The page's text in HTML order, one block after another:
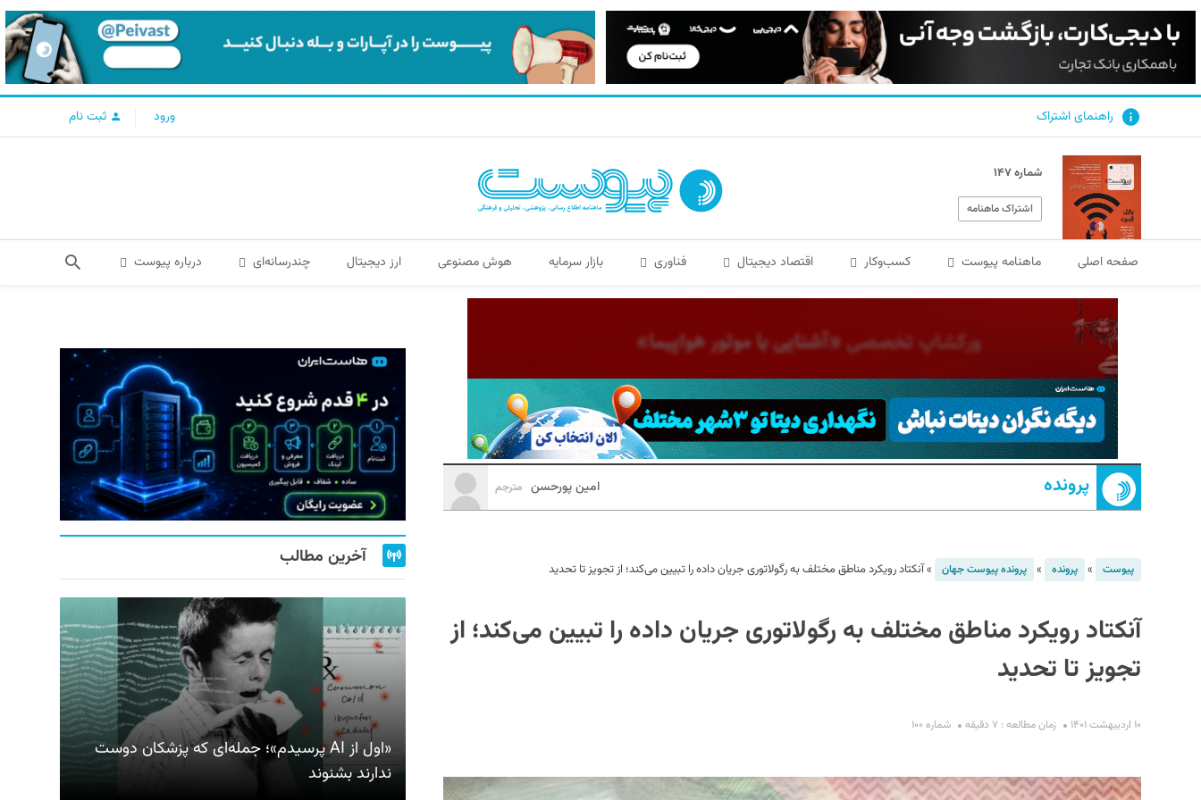
راهنمای اشتراک ورود ثبت نام
شماره ۱۴۷
اشتراک ماهنامه
صفحه اصلی ماهنامه پیوست کسب‌و‌کار اقتصاد دیجیتال فناوری بازار سرمایه هوش مصنوعی ارز دیجیتال چندرسانه‌ای درباره پیوست
پرونده امین پورحسن مترجم
پیوست » پرونده » پرونده پیوست جهان »آنکتاد رویکرد مناطق مختلف به رگولاتوری جریان داده را تبیین می‌کند؛ از تجویز تا تحدید
آنکتاد رویکرد مناطق مختلف به رگولاتوری جریان داده را تبیین می‌کند؛ از
تجویز تا تحدید
۱۰ اردیبهشت ۱۴۰۱ زمان مطالعه : ۷ دقیقه شماره ۱۰۰
آخرین مطالب
«اول از AI پرسیدم»؛ جمله‌ای که پزشکان دوست
ندارند بشنوند